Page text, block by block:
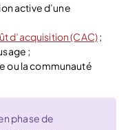
active d’une
d’acquisition (CAC);
;
ou la communauté
phase de